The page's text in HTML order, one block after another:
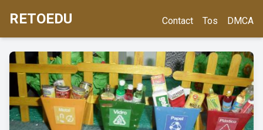
RETOEDU Contact Tos DMCA